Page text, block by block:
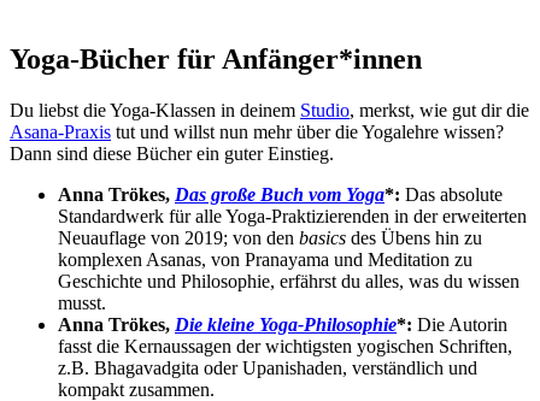
Yoga-Bücher für Anfänger*innen
Du liebst die Yoga-Klassen in deinem Studio, merkst, wie gut dir die
Asana-Praxis tut und willst nun mehr über die Yogalehre wissen?
Dann sind diese Bücher ein guter Einstieg.
Anna Trökes, Das große Buch vom Yoga*: Das absolute
Standardwerk für alle Yoga-Praktizierenden in der erweiterten
Neuauflage von 2019; von den basics des Übens hin zu
komplexen Asanas, von Pranayama und Meditation zu
Geschichte und Philosophie, erfährst du alles, was du wissen
musst.
Anna Trökes, Die kleine Yoga-Philosophie*: Die Autorin
fasst die Kernaussagen der wichtigsten yogischen Schriften,
z.B. Bhagavadgita oder Upanishaden, verständlich und
kompakt zusammen.